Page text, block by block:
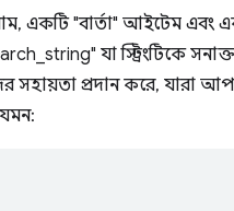
একটি "বার্তা" আইটেম এবং
যা স্ট্রিংটিকে সনাক্ত
সহায়তা প্রদান করে, যারা